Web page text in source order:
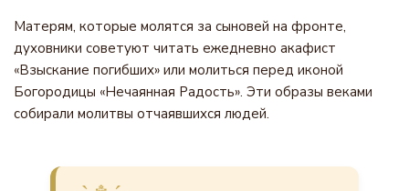
Матерям, которые молятся за сыновей на фронте,
духовники советуют читать ежедневно акафист
«Взыскание погибших» или молиться перед иконой
Богородицы «Нечаянная Радость». Эти образы веками
собирали молитвы отчаявшихся людей.